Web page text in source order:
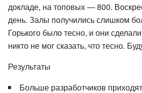
докладе, на топовых — 800.
день. Залы получились слишком
Горького было тесно, и они
никто не мог сказать, что тесно.
Результаты
Больше разработчиков